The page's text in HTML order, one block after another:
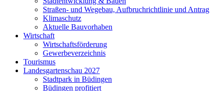
Straßen- und Wegebau, Aufbruchrichtlinie und Antrag
Klimaschutz
Aktuelle Bauvorhaben
Wirtschaft
Wirtschaftsförderung
Gewerbeverzeichnis
Tourismus
Landesgartenschau 2027
Stadtpark in Büdingen
Büdingen profitiert